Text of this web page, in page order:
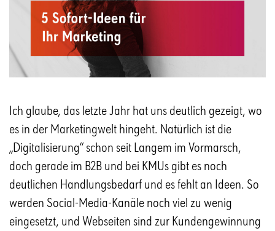
Ich glaube, das letzte Jahr hat uns deutlich gezeigt, wo
es in der Marketingwelt hingeht. Natürlich ist die
„Digitalisierung“ schon seit Langem im Vormarsch,
doch gerade im B2B und bei KMUs gibt es noch
deutlichen Handlungsbedarf und es fehlt an Ideen. So
werden Social-Media-Kanäle noch viel zu wenig
eingesetzt, und Webseiten sind zur Kundengewinnung